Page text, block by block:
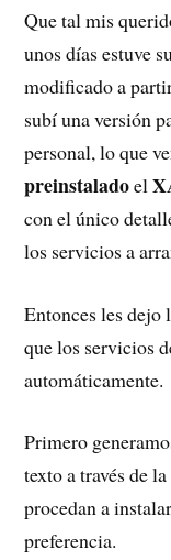
Que tal mis
unos días estuve
modificado a
subí una versión
personal, lo que
preinstaladoel
con el único
los servicios a
Entonces les dejo
que los servicios
automáticamente.
Primero
texto a través de
procedan a
preferencia.